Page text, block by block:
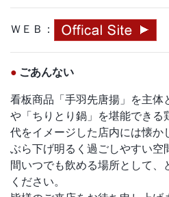
ＷＥＢ：
● ごあんない
看板商品「手羽先唐揚」を主体
や「ちりとり鍋」を堪能できる
代をイメージした店内には懐か
ぶら下げ明るく過ごしやすい
間いつでも飲める場所として、
ください。